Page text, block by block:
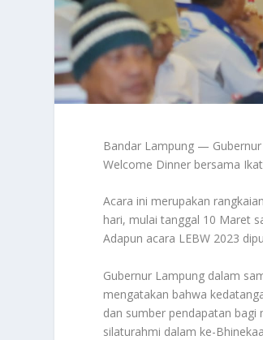
Bandar Lampung —
Welcome Dinner bersama
Acara ini merupakan
hari, mulai tanggal 10 Maret
Adapun acara LEBW 2023
Gubernur Lampung dalam
mengatakan bahwa
dan sumber pendapatan bagi
silaturahmi dalam ke-